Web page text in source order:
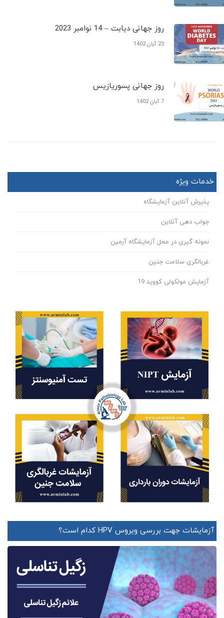
روز جهانی دیابت – 14 نوامبر 2023
23 آبان 1402
روز جهانی پسوریازیس
7 آبان 1402
خدمات ویژه
پذیرش آنلاین آزمایشگاه
جواب دهی آنلاین
نمونه گیری در محل آزمایشگاه آرمین
غربالگری سلامت جنین
آزمایش مولکولی کووید 19
آزمایشات جهت بررسی ویروس HPV کدام است؟